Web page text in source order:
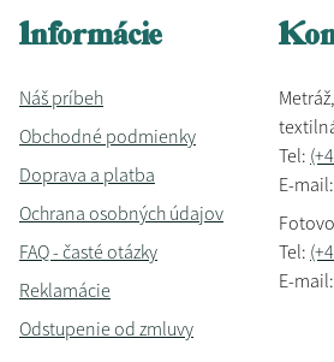
Informácie
Náš príbeh
Obchodné podmienky
Doprava a platba
Ochrana osobných údajov
FAQ - časté otázky
Reklamácie
Odstupenie od zmluvy
Tel:
E-mail:
Tel:
E-mail: